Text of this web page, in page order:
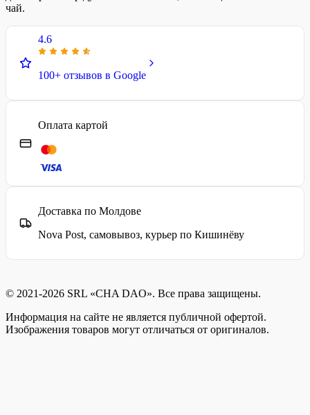
чай.
4.6
100+ отзывов в Google
Оплата картой
Доставка по Молдове
Nova Post, самовывоз, курьер по Кишинёву
© 2021-2026 SRL «CHA DAO». Все права защищены.
Информация на сайте не является публичной офертой.
Изображения товаров могут отличаться от оригиналов.